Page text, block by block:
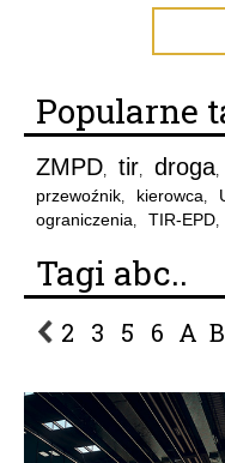
Popularne
ZMPD, tir, droga,
przewoźnik, kierowca,
ograniczenia, TIR-EPD,
Tagi abc..
2 3 5 6 A B